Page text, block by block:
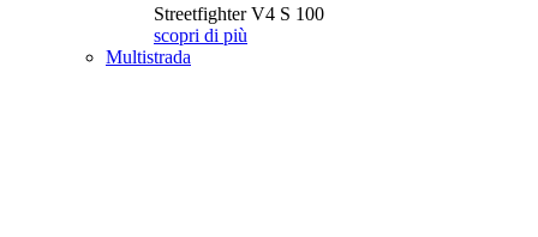
Streetfighter V4 S 100
scopri di più
Multistrada